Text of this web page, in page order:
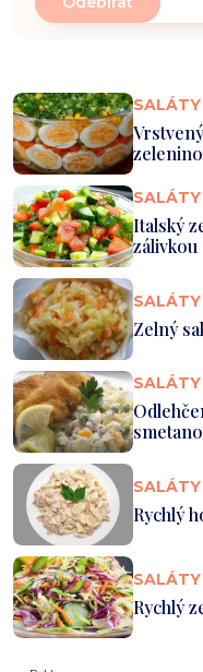
SALÁTY
SALÁTY
Italský
zálivkou
SALÁTY
Zelný
SALÁTY
SALÁTY
Rychlý
SALÁTY
Rychlý